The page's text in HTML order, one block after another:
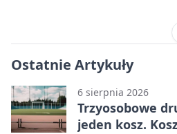
Ostatnie Artykuły
6 sierpnia 2026
Trzyosobowe
jeden kosz.